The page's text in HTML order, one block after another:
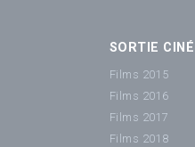
SORTIE CINÉ
Films 2015
Films 2016
Films 2017
Films 2018